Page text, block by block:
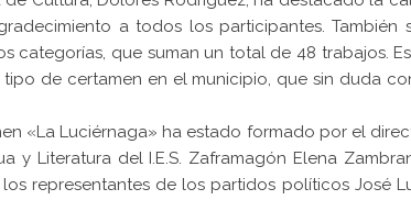
a todos los participantes.
categorías, que suman un total de 48 trabajos.
de certamen en el municipio, que sin duda
«La Luciérnaga» ha estado formado por el
y Literatura del I.E.S. Zaframagón Elena
representantes de los partidos políticos José